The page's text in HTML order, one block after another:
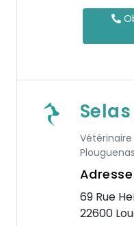
Vétérinaire
Adresse
69 Rue
22600